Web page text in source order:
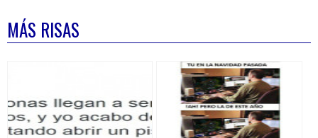
MÁS RISAS